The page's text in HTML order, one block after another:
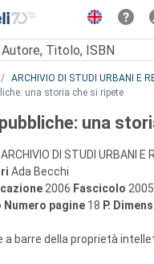
ARCHIVIO DI STUDI URBANI E
una storia che si ripete
una
ARCHIVIO DI STUDI URBANI E
Ada Becchi
2006 Fascicolo
Numero pagine 18 P.
a barre della proprietà